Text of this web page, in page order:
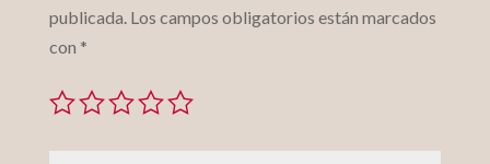
publicada. Los campos obligatorios están marcados
con *